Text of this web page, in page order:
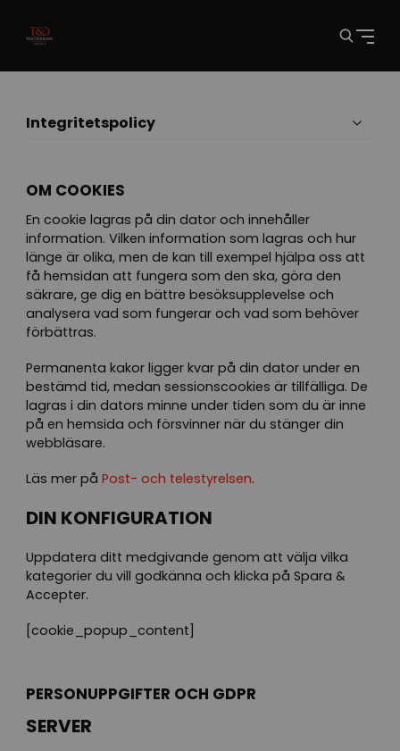
Integritetspolicy
OM COOKIES
En cookie lagras på din dator och innehåller
information. Vilken information som lagras och hur
länge är olika, men de kan till exempel hjälpa oss att
få hemsidan att fungera som den ska, göra den
säkrare, ge dig en bättre besöksupplevelse och
analysera vad som fungerar och vad som behöver
förbättras.
Permanenta kakor ligger kvar på din dator under en
bestämd tid, medan sessionscookies är tillfälliga. De
lagras i din dators minne under tiden som du är inne
på en hemsida och försvinner när du stänger din
webbläsare.
Läs mer på Post- och telestyrelsen.
DIN KONFIGURATION
Uppdatera ditt medgivande genom att välja vilka
kategorier du vill godkänna och klicka på Spara &
Accepter.
[cookie_popup_content]
PERSONUPPGIFTER OCH GDPR
SERVER